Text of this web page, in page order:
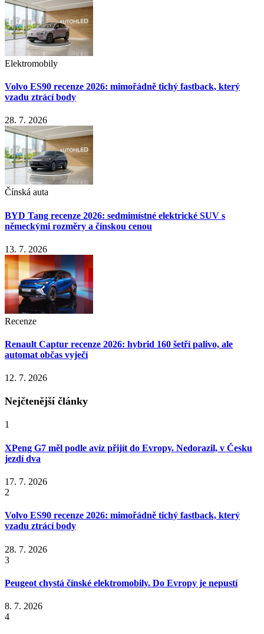
Elektromobily
Volvo ES90 recenze 2026: mimořádně tichý fastback, který
vzadu ztrácí body
28. 7. 2026
Čínská auta
BYD Tang recenze 2026: sedmimístné elektrické SUV s
německými rozměry a čínskou cenou
13. 7. 2026
Recenze
Renault Captur recenze 2026: hybrid 160 šetří palivo, ale
automat občas vyječí
12. 7. 2026
Nejčtenější články
1
XPeng G7 měl podle avíz přijít do Evropy. Nedorazil, v Česku
jezdí dva
17. 7. 2026
2
Volvo ES90 recenze 2026: mimořádně tichý fastback, který
vzadu ztrácí body
28. 7. 2026
3
Peugeot chystá čínské elektromobily. Do Evropy je nepustí
8. 7. 2026
4